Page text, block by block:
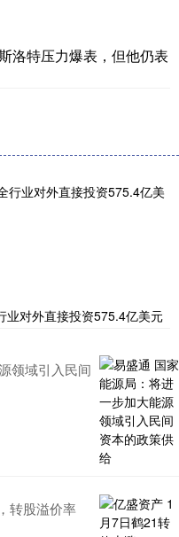
洛特压力爆表，但他仍表
业对外直接投资575.4亿美元
领域引入民间
转股溢价率